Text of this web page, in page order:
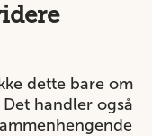
dette bare om
handler også